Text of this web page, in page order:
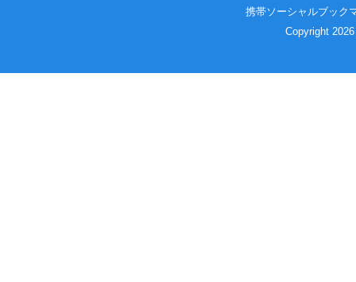
携帯ソーシャルブック
Copyright